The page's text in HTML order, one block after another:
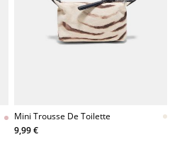
Mini Trousse De Toilette
9,99 €